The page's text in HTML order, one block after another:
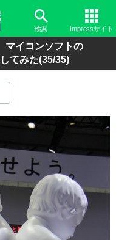
検索 Impressサイト
マイコンソフトの
てみた(35/35)